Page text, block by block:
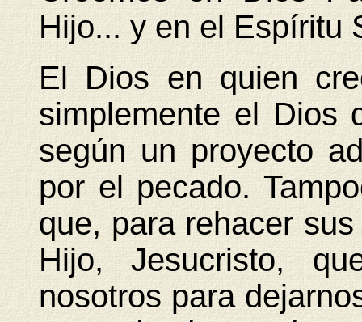
Hijo... y en el Espíritu
El Dios en quien
simplemente el Dios
según un proyecto
por el pecado.
que, para rehacer
Hijo, Jesucristo,
nosotros para